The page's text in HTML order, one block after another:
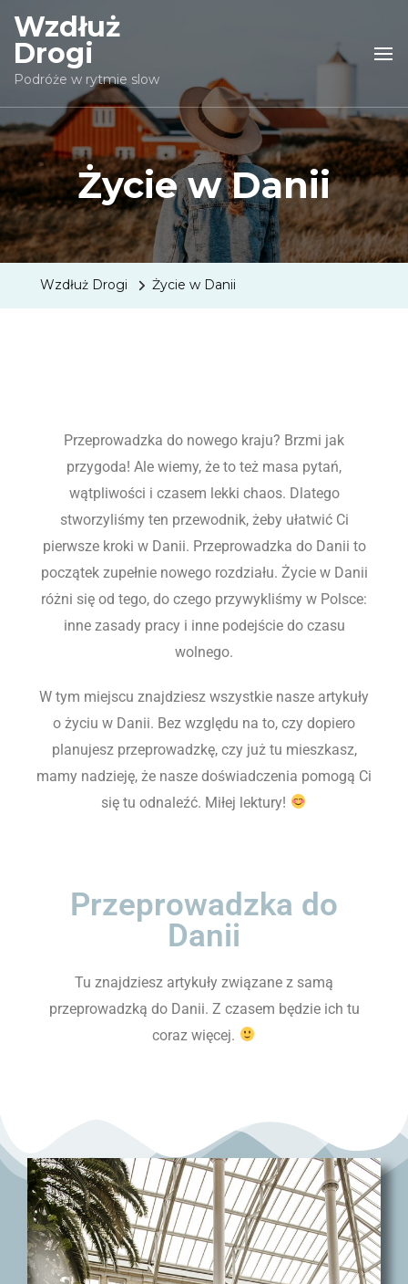
Wzdłuż
Drogi
Podróże w rytmie slow
Życie w Danii
Wzdłuż Drogi Życie w Danii
Przeprowadzka do nowego kraju? Brzmi jak
przygoda! Ale wiemy, że to też masa pytań,
wątpliwości i czasem lekki chaos. Dlatego
stworzyliśmy ten przewodnik, żeby ułatwić Ci
pierwsze kroki w Danii. Przeprowadzka do Danii to
początek zupełnie nowego rozdziału. Życie w Danii
różni się od tego, do czego przywykliśmy w Polsce:
inne zasady pracy i inne podejście do czasu
wolnego.
W tym miejscu znajdziesz wszystkie nasze artykuły
o życiu w Danii. Bez względu na to, czy dopiero
planujesz przeprowadzkę, czy już tu mieszkasz,
mamy nadzieję, że nasze doświadczenia pomogą Ci
się tu odnaleźć. Miłej lektury!
Przeprowadzka do
Danii
Tu znajdziesz artykuły związane z samą
przeprowadzką do Danii. Z czasem będzie ich tu
coraz więcej.